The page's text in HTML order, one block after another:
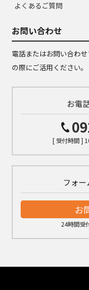
よくあるご質問
お問い合わせ
電話またはお問い合わ
の際にご活用ください。
お電
[ 受付時間 ]
フォ
お
24時間受